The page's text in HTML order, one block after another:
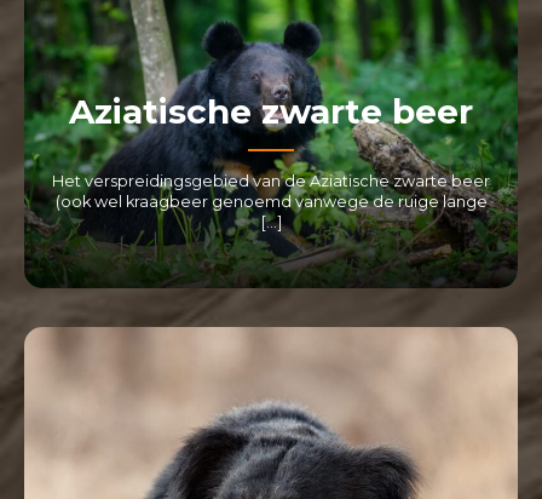
Aziatische zwarte beer
Het verspreidingsgebied van de Aziatische zwarte beer
(ook wel kraagbeer genoemd vanwege de ruige lange
[…]
LEES MEER